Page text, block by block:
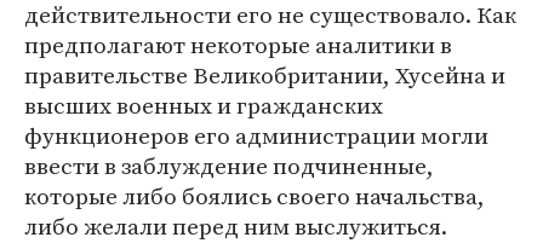
действительности его не существовало. Как
предполагают некоторые аналитики в
правительстве Великобритании, Хусейна и
высших военных и гражданских
функционеров его администрации могли
ввести в заблуждение подчиненные,
которые либо боялись своего начальства,
либо желали перед ним выслужиться.